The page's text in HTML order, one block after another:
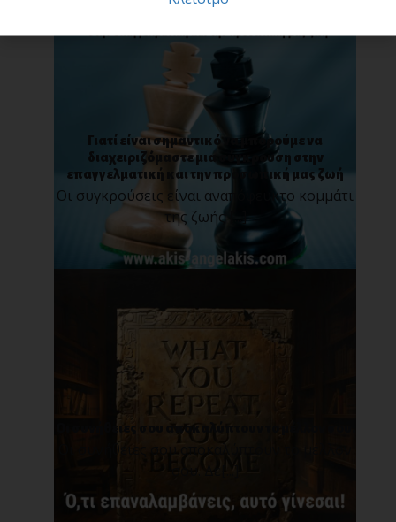
Γιατί είναι σημαντικό να μπορούμε να
διαχειριζόμαστε μια σύγκρουση στην
επαγγελματική και την προσωπική μας ζωή
Οι συγκρούσεις είναι αναπόφευκτο κομμάτι
της ζωής [...]
Οι συνήθειες σου αποκαλύπτουν το μέλλον σου.
Οι συνήθειες σου αποκαλύπτουν το μέλλον